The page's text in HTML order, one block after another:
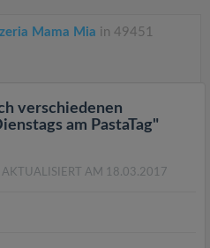
Mama Mia in 49451
verschiedenen
am PastaTag"
| AKTUALISIERT AM 18.03.2017